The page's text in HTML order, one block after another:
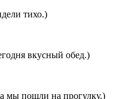
тихо.)
вкусный обед.)
мы пошли на прогулку.)